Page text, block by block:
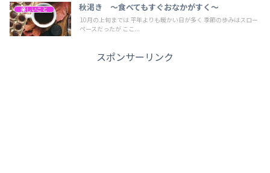
楽しいこと 秋渇き ～食べてもすぐおなかがすく～
10月の上旬までは 平年よりも暖かい日が多く 季節の歩みはスロー
ペースだったが ここ...
スポンサーリンク